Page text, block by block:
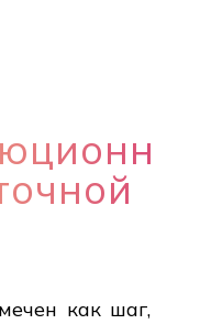
как шаг,